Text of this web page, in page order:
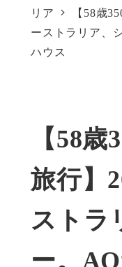
リア
【58歳
ーストラリア、
ハウス
【58
旅行】
ストラ
ー。